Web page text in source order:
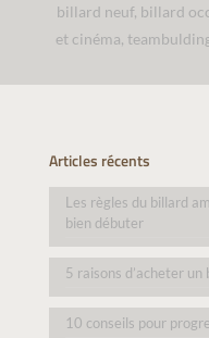
billard neuf, billard
et cinéma,
Articles récents
Les règles du billard
bien débuter
5 raisons d’acheter un
10 conseils pour